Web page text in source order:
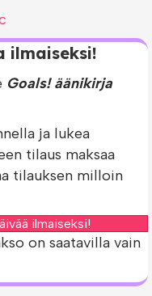
ilmaiseksi!
Goals! äänikirja
ja lukea
tilaus maksaa
tilauksen milloin
ilmaiseksi!
on saatavilla vain